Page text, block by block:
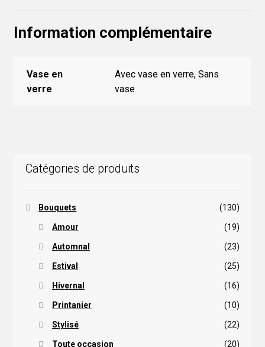
Information complémentaire
Vase en
verre
Avec vase en verre, Sans
vase
Catégories de produits
Bouquets (130)
Amour (19)
Automnal (23)
Estival (25)
Hivernal (16)
Printanier (10)
Stylisé (22)
Toute occasion (20)